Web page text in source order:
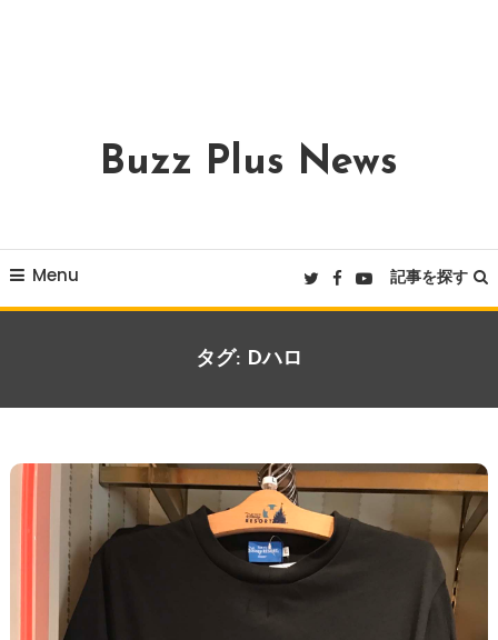
Buzz Plus News
Menu 記事を探す
タグ: Dハロ